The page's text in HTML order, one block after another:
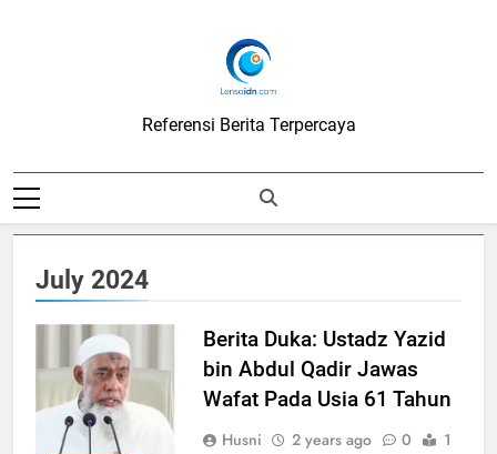
LensaIDN
Referensi Berita Terpercaya
July 2024
Berita Duka: Ustadz Yazid
bin Abdul Qadir Jawas
Wafat Pada Usia 61 Tahun
Husni 2 years ago 0
1